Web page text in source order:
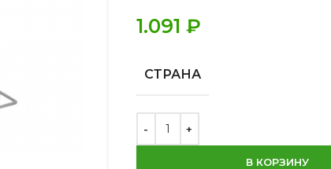
1.091 ₽
СТРАНА
В КОРЗИНУ